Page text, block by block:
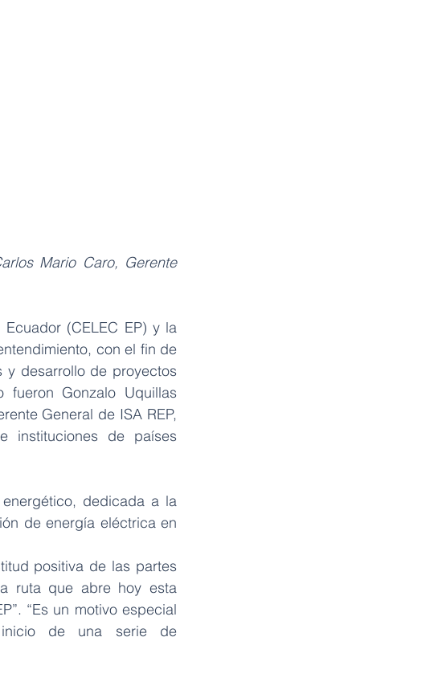
Mario Caro, Gerente
(CELEC EP) y la
con el fin de
y desarrollo de proyectos
Gonzalo Uquillas
General de ISA REP,
instituciones de países
dedicada a la
de energía eléctrica en
positiva de las partes
ruta que abre hoy esta
“Es un motivo especial
de una serie de